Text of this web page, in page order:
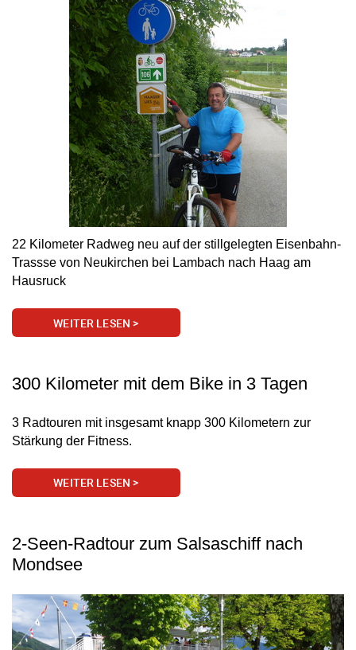
22 Kilometer Radweg neu auf der stillgelegten Eisenbahn-
Trassse von Neukirchen bei Lambach nach Haag am
Hausruck
WEITER LESEN >
300 Kilometer mit dem Bike in 3 Tagen
3 Radtouren mit insgesamt knapp 300 Kilometern zur
Stärkung der Fitness.
WEITER LESEN >
2-Seen-Radtour zum Salsaschiff nach
Mondsee